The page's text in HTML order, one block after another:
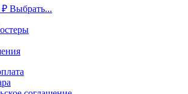
₽ Выбрать...